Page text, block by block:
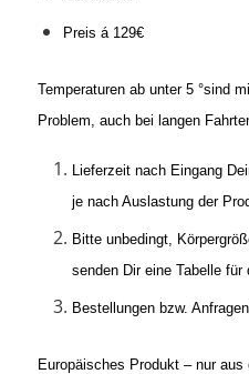
Preis á 129€
Temperaturen ab unter 5 °sind
Problem, auch bei langen
Lieferzeit nach Eingang
je nach Auslastung der
Bitte unbedingt,
senden Dir eine Tabelle für
Bestellungen bzw.
Europäisches Produkt – nur